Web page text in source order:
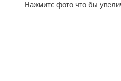
Нажмите фото что бы